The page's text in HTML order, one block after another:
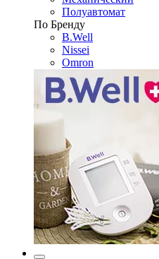
Полуавтомат
По Бренду
B.Well
Nissei
Omron